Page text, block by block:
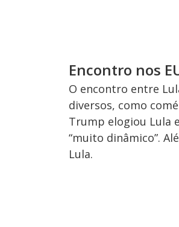
Encontro nos
O encontro entre
diversos, como
Trump elogiou Lula
“muito dinâmico”.
Lula.